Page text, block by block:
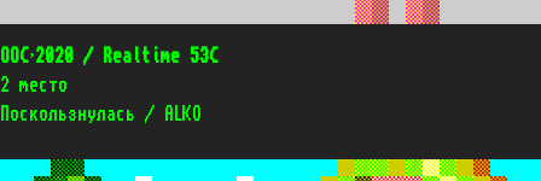
OOC’2020 / Realtime 53C
2 место
Поскользнулась / ALKO